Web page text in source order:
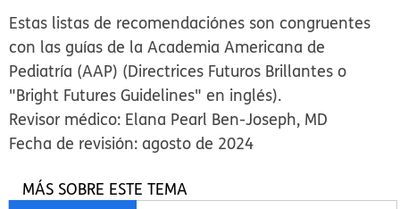
Estas listas de recomendaciónes son congruentes
con las guías de la Academia Americana de
Pediatría (AAP) (Directrices Futuros Brillantes o
"Bright Futures Guidelines" en inglés).
Revisor médico: Elana Pearl Ben-Joseph, MD
Fecha de revisión: agosto de 2024
MÁS SOBRE ESTE TEMA